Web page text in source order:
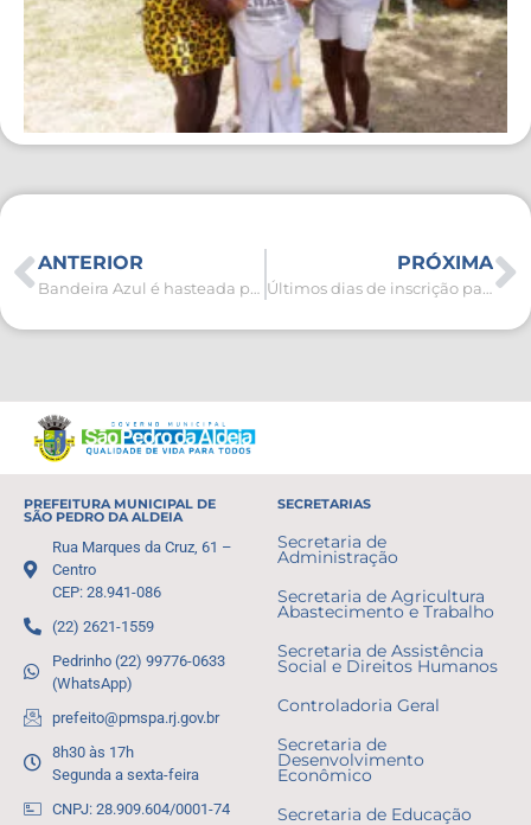
ANTERIOR PRÓXIMA
PREFEITURA MUNICIPAL DE
SÃO PEDRO DA ALDEIA
Rua Marques da Cruz, 61 –
Centro
CEP: 28.941-086
(22) 2621-1559
Pedrinho (22) 99776-0633
(WhatsApp)
prefeito@pmspa.rj.gov.br
8h30 às 17h
Segunda a sexta-feira
CNPJ: 28.909.604/0001-74
SECRETARIAS
Secretaria de
Administração
Secretaria de Agricultura
Abastecimento e Trabalho
Secretaria de Assistência
Social e Direitos Humanos
Controladoria Geral
Secretaria de
Desenvolvimento
Econômico
Secretaria de Educação